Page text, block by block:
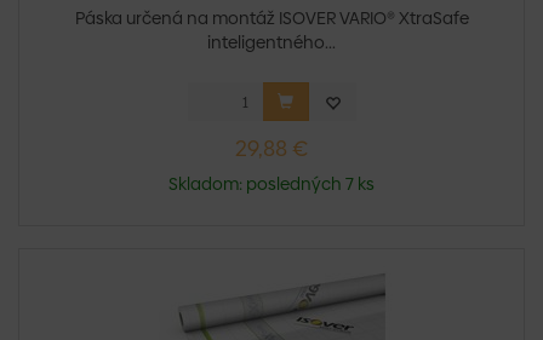
Páska určená na montáž ISOVER VARIO® XtraSafe
inteligentného...
29,88 €
Skladom: posledných 7 ks